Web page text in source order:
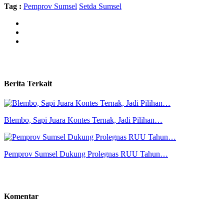
Tag : Pemprov Sumsel Setda Sumsel
Berita Terkait
Blembo, Sapi Juara Kontes Ternak, Jadi Pilihan…
Pemprov Sumsel Dukung Prolegnas RUU Tahun…
Komentar